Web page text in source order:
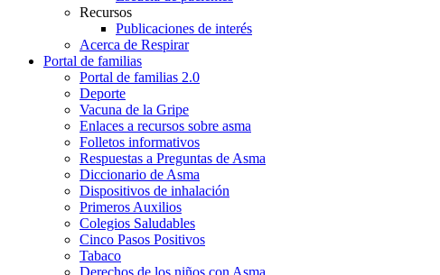
Recursos
Publicaciones de interés
Acerca de Respirar
Portal de familias
Portal de familias 2.0
Deporte
Vacuna de la Gripe
Enlaces a recursos sobre asma
Folletos informativos
Respuestas a Preguntas de Asma
Diccionario de Asma
Dispositivos de inhalación
Primeros Auxilios
Colegios Saludables
Cinco Pasos Positivos
Tabaco
Derechos de los niños con Asma